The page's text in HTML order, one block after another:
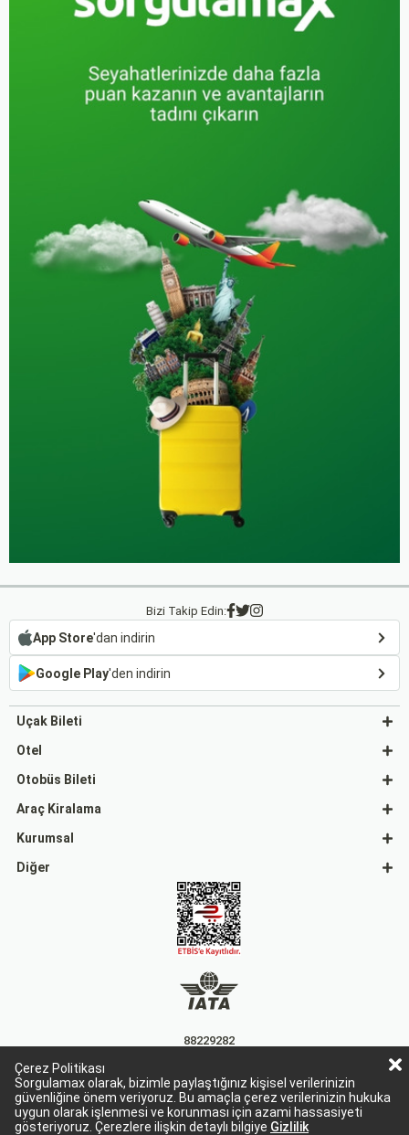
Çerez Politikası
Sorgulamax olarak, bizimle paylaştığınız kişisel verilerinizin
güvenliğine önem veriyoruz. Bu amaçla çerez verilerinizin hukuka
uygun olarak işlenmesi ve korunması için azami hassasiyeti
gösteriyoruz. Çerezlere ilişkin detaylı bilgiye Gizlilik
Bizi Takip Edin:
App Store'dan indirin
Google Play'den indirin
Uçak Bileti
Otel
Otobüs Bileti
Araç Kiralama
Kurumsal
Diğer
88229282
15863